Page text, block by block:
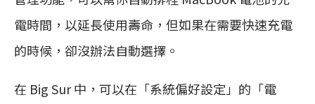
電時間，以延長使用壽命，但如果在需要快速充電
的時候，卻沒辦法自動選擇。
在 Big Sur 中，可以在「系統偏好設定」的「電